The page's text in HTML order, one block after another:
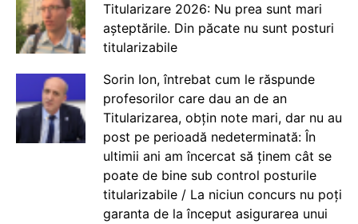
Titularizare 2026: Nu prea sunt mari
așteptările. Din păcate nu sunt posturi
titularizabile
Sorin Ion, întrebat cum le răspunde
profesorilor care dau an de an
Titularizarea, obțin note mari, dar nu au
post pe perioadă nedeterminată: În
ultimii ani am încercat să ținem cât se
poate de bine sub control posturile
titularizabile / La niciun concurs nu poți
garanta de la început asigurarea unui